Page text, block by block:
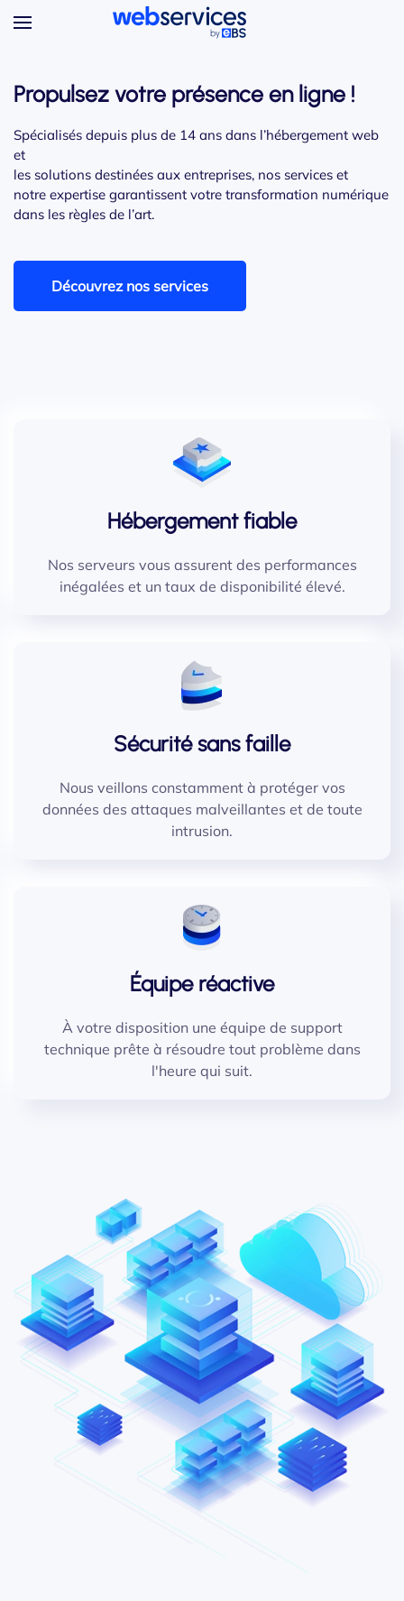
Propulsez votre présence en ligne !
Spécialisés depuis plus de 14 ans dans l’hébergement web
et
les solutions destinées aux entreprises, nos services et
notre expertise garantissent votre transformation numérique
dans les règles de l’art.
Découvrez nos services
Hébergement fiable
Nos serveurs vous assurent des performances
inégalées et un taux de disponibilité élevé.
Sécurité sans faille
Nous veillons constamment à protéger vos
données des attaques malveillantes et de toute
intrusion.
Équipe réactive
À votre disposition une équipe de support
technique prête à résoudre tout problème dans
l'heure qui suit.